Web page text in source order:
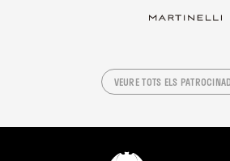
VEURE TOTS ELS